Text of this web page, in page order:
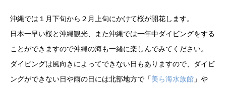
沖縄では１月下旬から２月上旬にかけて桜が開花します。
日本一早い桜と沖縄観光、また沖縄では一年中ダイビングをする
ことができますので沖縄の海も一緒に楽しんでみてください。
ダイビングは風向きによってできない日もありますので、ダイビ
ングができない日や雨の日には北部地方で「美ら海水族館 」や